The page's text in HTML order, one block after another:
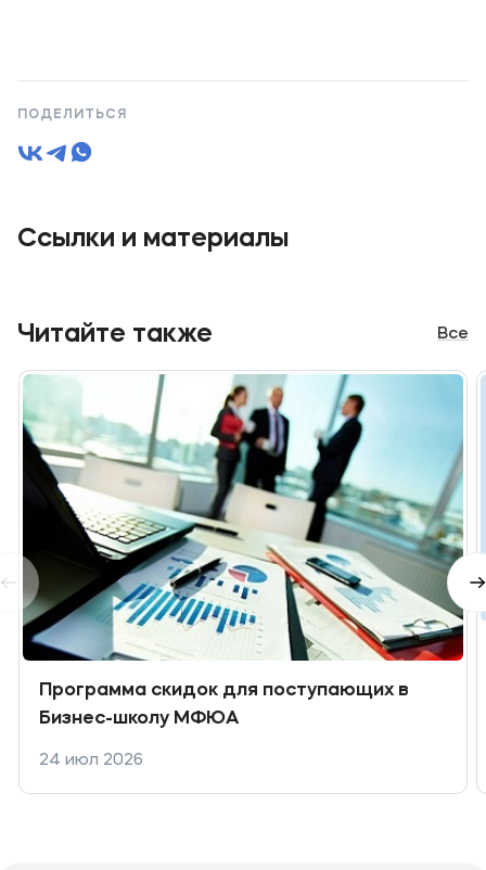
ПОДЕЛИТЬСЯ
Ссылки и материалы
Читайте также Все
Программа скидок для поступающих в
Бизнес-школу МФЮА
24 июл 2026